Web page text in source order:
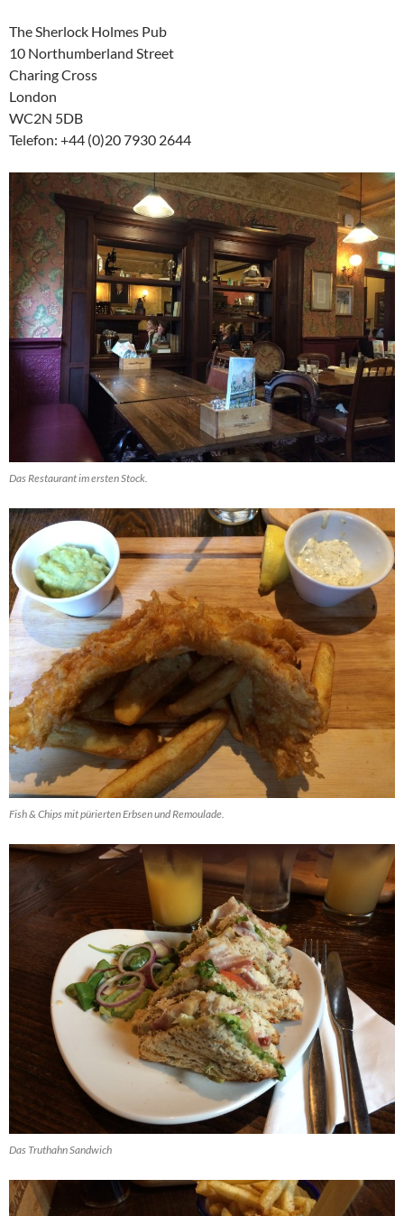
The Sherlock Holmes Pub
10 Northumberland Street
Charing Cross
London
WC2N 5DB
Telefon: +44 (0)20 7930 2644
Das Restaurant im ersten Stock.
Fish & Chips mit pürierten Erbsen und Remoulade.
Das Truthahn Sandwich